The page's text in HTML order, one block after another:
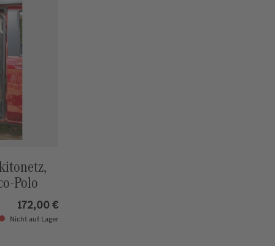
Polo
172,00 €
Nicht auf Lager